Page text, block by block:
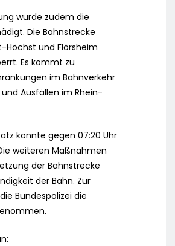
wurde zudem die
Die Bahnstrecke
Höchst und Flörsheim
Es kommt zu
im Bahnverkehr
Ausfällen im Rhein-
konnte gegen 07:20 Uhr
weiteren Maßnahmen
der Bahnstrecke
der Bahn. Zur
Bundespolizei die